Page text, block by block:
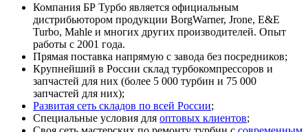
Компания БР Турбо является официальным
дистрибьютором продукции BorgWarner, Jrone, E&E
Turbo, Mahle и многих других производителей. Опыт
работы с 2001 года.
Прямая поставка напрямую с завода без посредников;
Крупнейший в России склад турбокомпрессоров и
запчастей для них (более 5 000 турбин и 75 000
запчастей для них);
Развитая сеть складов по всей России;
Специальные условия для оптовых клиентов;